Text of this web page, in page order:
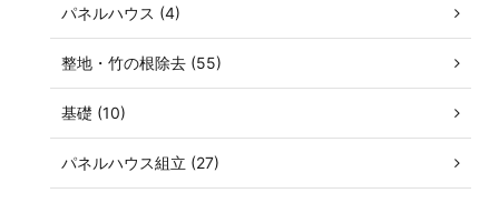
パネルハウス (4)
整地・竹の根除去 (55)
基礎 (10)
パネルハウス組立 (27)